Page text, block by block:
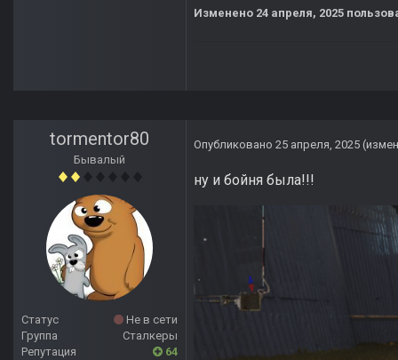
Изменено 24 апреля, 2025
tormentor80
Бывалый
Статус
Не в сети
Группа
Сталкеры
Репутация
64
Опубликовано 25 апреля, 2025
ну и бойня была!!!